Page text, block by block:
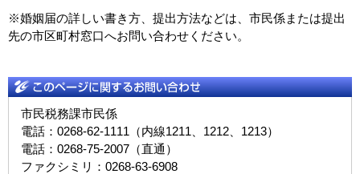
※婚姻届の詳しい書き方、提出方法などは、市民係または提出
先の市区町村窓口へお問い合わせください。
市民税務課市民係
電話：0268-62-1111（内線1211、1212、1213）
電話：0268-75-2007（直通）
ファクシミリ：0268-63-6908